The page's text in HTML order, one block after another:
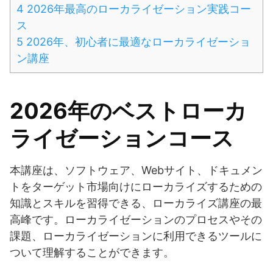
4 2026年最高のローカライゼーション実践コー
ス
5 2026年、初心者に最適なローカライゼーショ
ン講座
2026年のベストローカ
ライゼーションコース
本講座は、ソフトウェア、Webサイト、ドキュメン
トをターゲット市場向けにローカライズするための
知識とスキルを習得できる、ローカライズ講座の最
高峰です。ローカライゼーションのプロセスやその
課題、ローカライゼーションに利用できるツールに
ついて理解することができます。